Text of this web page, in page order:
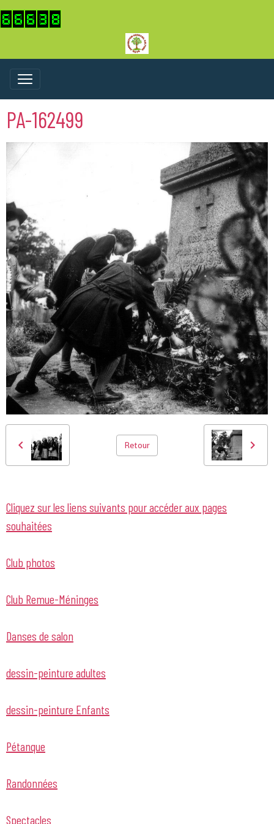
PA-162499
Retour
Cliquez sur les liens suivants pour accéder aux pages
souhaitées
Club photos
Club Remue-Méninges
Danses de salon
dessin-peinture adultes
dessin-peinture Enfants
Pétanque
Randonnées
Spectacles